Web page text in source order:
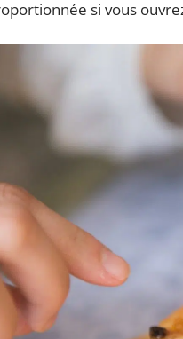
si vous